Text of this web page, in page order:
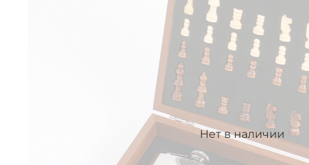
Нет в наличии